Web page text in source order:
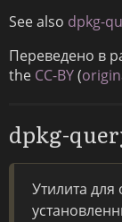
See also dpkg-
Переведено в
the CC-BY(
dpkg-
Утилита